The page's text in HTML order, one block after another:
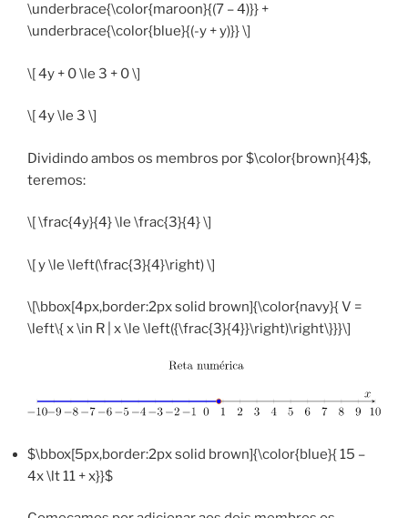
\underbrace{\color{maroon}{(7 – 4)}} +
\underbrace{\color{blue}{(-y + y)}} \]
\[ 4y + 0 \le 3 + 0 \]
\[ 4y \le 3 \]
Dividindo ambos os membros por $\color{brown}{4}$,
teremos:
\[ \frac{4y}{4} \le \frac{3}{4} \]
\[ y \le \left(\frac{3}{4}\right) \]
\[\bbox[4px,border:2px solid brown]{\color{navy}{ V =
\left\{ x \in R | x \le \left({\frac{3}{4}}\right)\right\}}}\]
$\bbox[5px,border:2px solid brown]{\color{blue}{ 15 –
4x \lt 11 + x}}$